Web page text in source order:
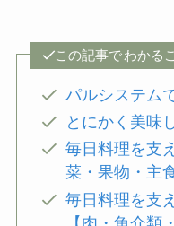
この記事でわかる
パルシステム
とにかく美味
毎日料理を支
菜・果物・主食
毎日料理を支